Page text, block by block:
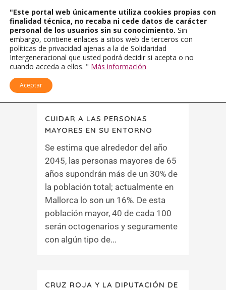
CUIDAR A LAS PERSONAS
MAYORES EN SU ENTORNO
Se estima que alrededor del año
2045, las personas mayores de 65
años supondrán más de un 30% de
la población total; actualmente en
Mallorca lo son un 16%. De esta
población mayor, 40 de cada 100
serán octogenarios y seguramente
con algún tipo de...
CRUZ ROJA Y LA DIPUTACIÓN DE
"Este portal web únicamente utiliza cookies propias con
finalidad técnica, no recaba ni cede datos de carácter
personal de los usuarios sin su conocimiento. Sin
embargo, contiene enlaces a sitios web de terceros con
políticas de privacidad ajenas a la de Solidaridad
Intergeneracional que usted podrá decidir si acepta o no
cuando acceda a ellos. " Más información
Aceptar